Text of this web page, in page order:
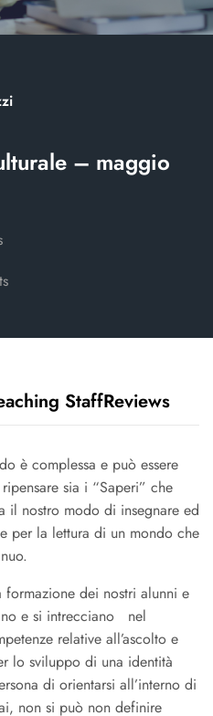
– maggio
StaffReviews
è complessa e può essere
sia i “Saperi” che
il nostro modo di insegnare ed
per la lettura di un mondo che
formazione dei nostri alunni e
e si intrecciano nel
relative all’ascolto e
lo sviluppo di una identità
di orientarsi all’interno di
non si può non definire